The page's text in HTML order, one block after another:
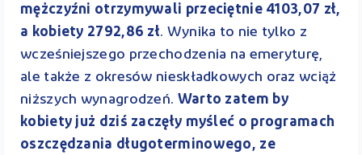
mężczyźni otrzymywali przeciętnie 4103,07 zł,
a kobiety 2792,86 zł. Wynika to nie tylko z
wcześniejszego przechodzenia na emeryturę,
ale także z okresów nieskładkowych oraz wciąż
niższych wynagrodzeń. Warto zatem by
kobiety już dziś zaczęły myśleć o programach
oszczędzania długoterminowego, ze